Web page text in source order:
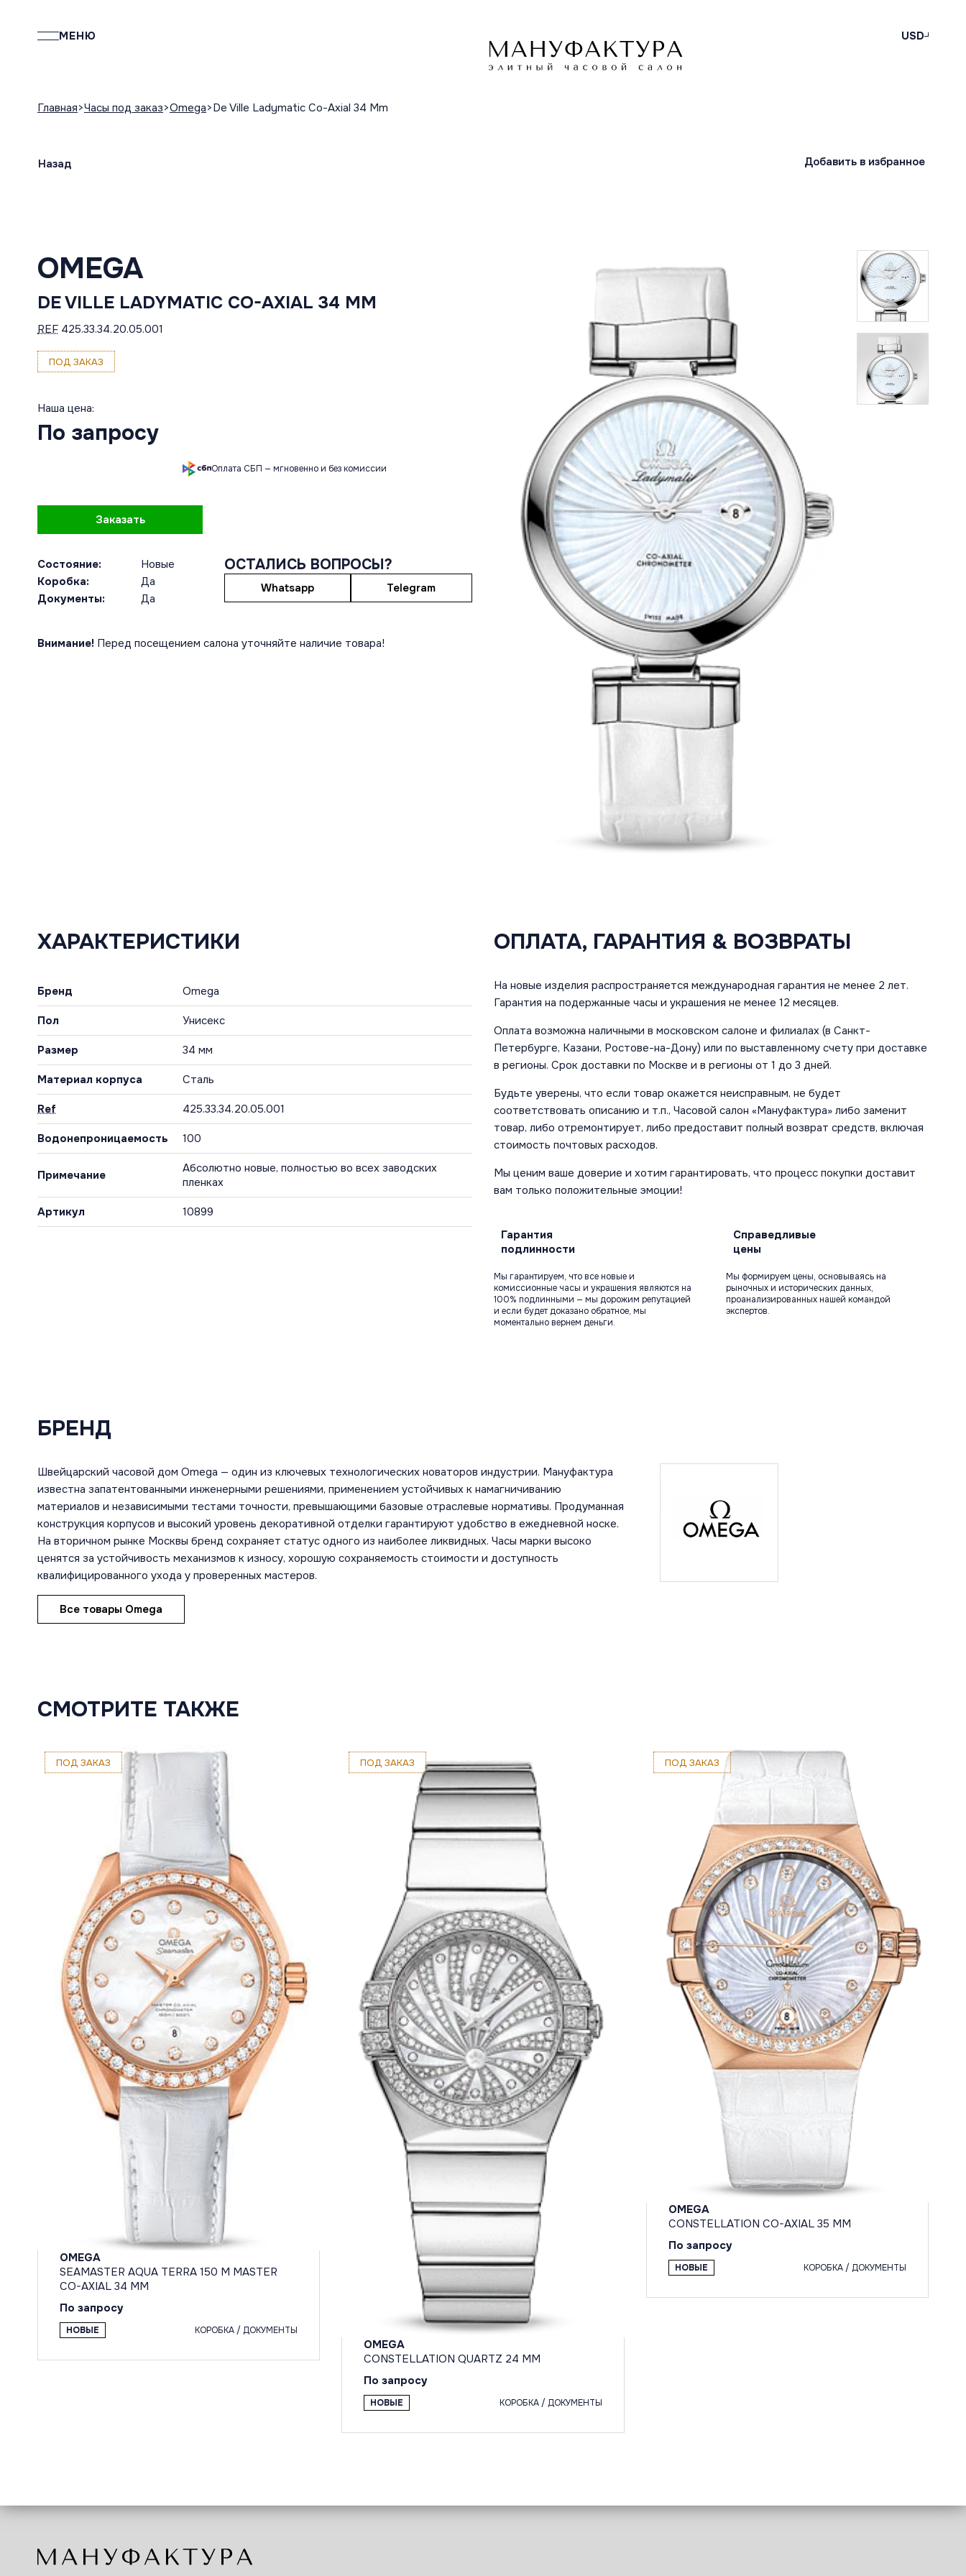
МЕНЮ USD
Главная Часы под заказ Omega De Ville Ladymatic Co-Axial 34 Mm
Назад Добавить в избранное
OMEGA
DE VILLE LADYMATIC CO-AXIAL 34 MM
REF 425.33.34.20.05.001
ПОД ЗАКАЗ
Наша цена:
По запросу
Оплата СБП — мгновенно и без комиссии
Заказать
Состояние:
Новые
Коробка:
Да
Документы:
Да
ОСТАЛИСЬ ВОПРОСЫ?
Whatsapp Telegram
Внимание! Перед посещением салона уточняйте наличие товара!
ХАРАКТЕРИСТИКИ
Бренд Omega
Пол Унисекс
Размер 34 мм
Материал корпуса Сталь
Ref 425.33.34.20.05.001
Водонепроницаемость 100
Примечание
Абсолютно новые, полностью во всех заводских
пленках
Артикул 10899
ОПЛАТА, ГАРАНТИЯ & ВОЗВРАТЫ
На новые изделия распространяется международная гарантия не менее 2 лет.
Гарантия на подержанные часы и украшения не менее 12 месяцев.
Оплата возможна наличными в московском салоне и филиалах (в Санкт-
Петербурге, Казани, Ростове-на-Дону) или по выставленному счету при доставке
в регионы. Срок доставки по Москве и в регионы от 1 до 3 дней.
Будьте уверены, что если товар окажется неисправным, не будет
соответствовать описанию и т.п., Часовой салон «Мануфактура» либо заменит
товар, либо отремонтирует, либо предоставит полный возврат средств, включая
стоимость почтовых расходов.
Мы ценим ваше доверие и хотим гарантировать, что процесс покупки доставит
вам только положительные эмоции!
Гарантия
подлинности
Мы гарантируем, что все новые и
комиссионные часы и украшения являются на
100% подлинными — мы дорожим репутацией
и если будет доказано обратное, мы
моментально вернем деньги.
Справедливые
цены
Мы формируем цены, основываясь на
рыночных и исторических данных,
проанализированных нашей командой
экспертов.
БРЕНД
Швейцарский часовой дом Omega — один из ключевых технологических новаторов индустрии. Мануфактура
известна запатентованными инженерными решениями, применением устойчивых к намагничиванию
материалов и независимыми тестами точности, превышающими базовые отраслевые нормативы. Продуманная
конструкция корпусов и высокий уровень декоративной отделки гарантируют удобство в ежедневной носке.
На вторичном рынке Москвы бренд сохраняет статус одного из наиболее ликвидных. Часы марки высоко
ценятся за устойчивость механизмов к износу, хорошую сохраняемость стоимости и доступность
квалифицированного ухода у проверенных мастеров.
Все товары Omega
СМОТРИТЕ ТАКЖЕ
ПОД ЗАКАЗ
OMEGA
SEAMASTER AQUA TERRA 150 M MASTER
CO-AXIAL 34 MM
По запросу
НОВЫЕ КОРОБКА / ДОКУМЕНТЫ
ПОД ЗАКАЗ
OMEGA
CONSTELLATION QUARTZ 24 MM
По запросу
НОВЫЕ КОРОБКА / ДОКУМЕНТЫ
ПОД ЗАКАЗ
OMEGA
CONSTELLATION CO-AXIAL 35 MM
По запросу
НОВЫЕ КОРОБКА / ДОКУМЕНТЫ